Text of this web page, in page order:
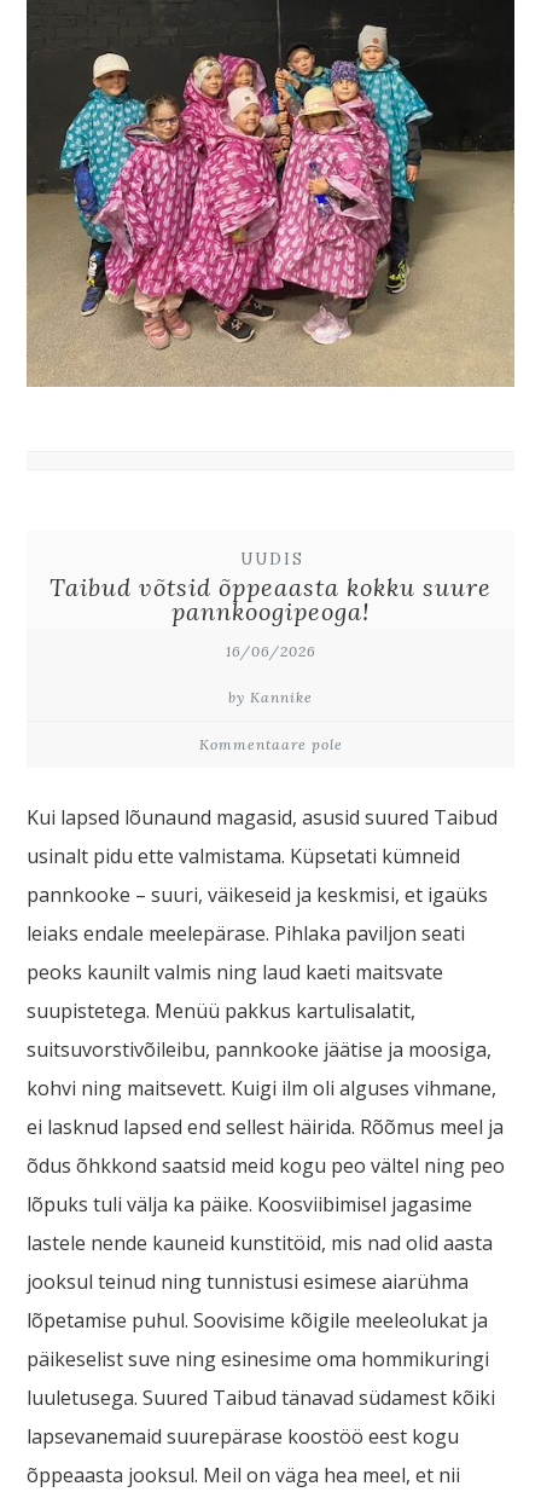
UUDIS
Taibud võtsid õppeaasta kokku suure
pannkoogipeoga!
16/06/2026
by Kannike
Kommentaare pole
Kui lapsed lõunaund magasid, asusid suured Taibud
usinalt pidu ette valmistama. Küpsetati kümneid
pannkooke – suuri, väikeseid ja keskmisi, et igaüks
leiaks endale meelepärase. Pihlaka paviljon seati
peoks kaunilt valmis ning laud kaeti maitsvate
suupistetega. Menüü pakkus kartulisalatit,
suitsuvorstivõileibu, pannkooke jäätise ja moosiga,
kohvi ning maitsevett. Kuigi ilm oli alguses vihmane,
ei lasknud lapsed end sellest häirida. Rõõmus meel ja
õdus õhkkond saatsid meid kogu peo vältel ning peo
lõpuks tuli välja ka päike. Koosviibimisel jagasime
lastele nende kauneid kunstitöid, mis nad olid aasta
jooksul teinud ning tunnistusi esimese aiarühma
lõpetamise puhul. Soovisime kõigile meeleolukat ja
päikeselist suve ning esinesime oma hommikuringi
luuletusega. Suured Taibud tänavad südamest kõiki
lapsevanemaid suurepärase koostöö eest kogu
õppeaasta jooksul. Meil on väga hea meel, et nii